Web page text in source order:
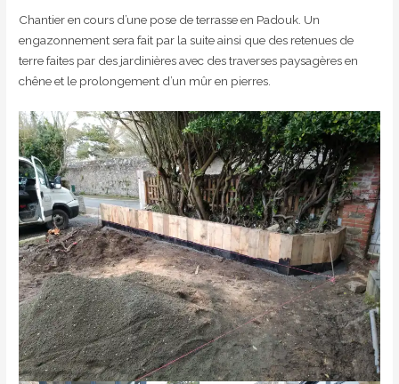
Chantier en cours d’une pose de terrasse en Padouk. Un
engazonnement sera fait par la suite ainsi que des retenues de
terre faites par des jardinières avec des traverses paysagères en
chêne et le prolongement d’un mûr en pierres.